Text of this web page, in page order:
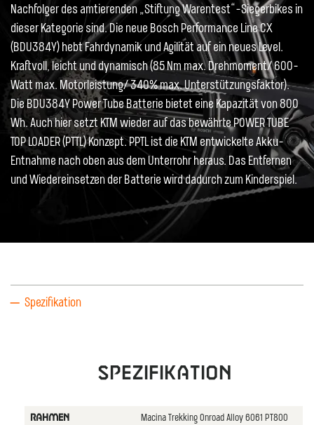
Nachfolger des amtierenden „Stiftung Warentest“-Siegerbikes in
dieser Kategorie sind. Die neue Bosch Performance Line CX
(BDU384Y) hebt Fahrdynamik und Agilität auf ein neues Level.
Kraftvoll, leicht und dynamisch (85 Nm max. Drehmoment/ 600-
Watt max. Motorleistung/ 340% max. Unterstützungsfaktor).
Die BDU384Y Power Tube Batterie bietet eine Kapazität von 800
Wh. Auch hier setzt KTM wieder auf das bewährte POWER TUBE
TOP LOADER (PTTL) Konzept. PPTL ist die KTM entwickelte Akku-
Entnahme nach oben aus dem Unterrohr heraus. Das Entfernen
und Wiedereinsetzen der Batterie wird dadurch zum Kinderspiel.
Spezifikation
Spezifikation
RAHMEN
Macina Trekking Onroad Alloy 6061 PT800